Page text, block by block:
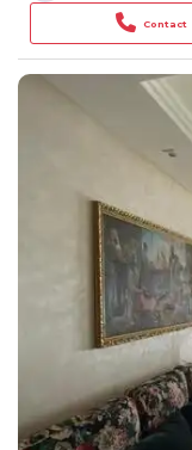
Contact